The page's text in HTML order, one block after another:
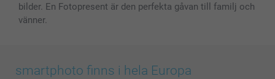
bilder. En Fotopresent är den perfekta gåvan till familj och
vänner.
smartphoto finns i hela Europa